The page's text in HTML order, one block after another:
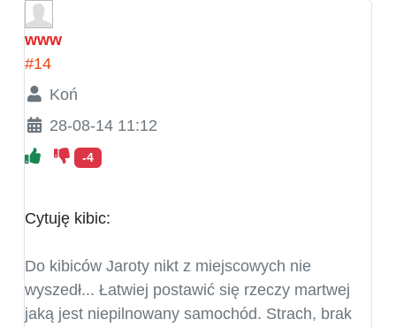
www
#14
Koń
28-08-14 11:12
-4
Cytuję kibic:
Do kibiców Jaroty nikt z miejscowych nie
wyszedł... Łatwiej postawić się rzeczy martwej
jaką jest niepilnowany samochód. Strach, brak